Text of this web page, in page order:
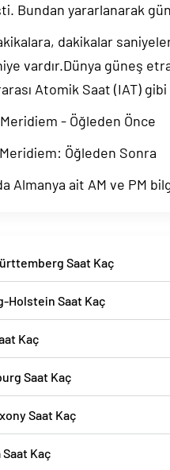
Bundan yararlanarak
dakikalar
vardır.Dünya güneş
Atomik Saat (IAT)
- Öğleden Önce
Öğleden Sonra
Almanya ait AM ve PM
Saat Kaç
Holstein Saat Kaç
Kaç
Saat Kaç
Saat Kaç
Kaç